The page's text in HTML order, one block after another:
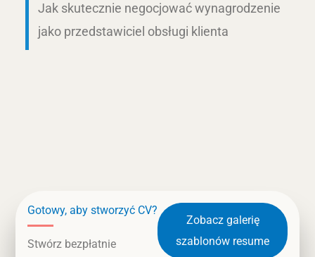
Jak skutecznie negocjować wynagrodzenie
jako przedstawiciel obsługi klienta
Gotowy, aby stworzyć CV?
Stwórz bezpłatnie
Zobacz galerię
szablonów resume